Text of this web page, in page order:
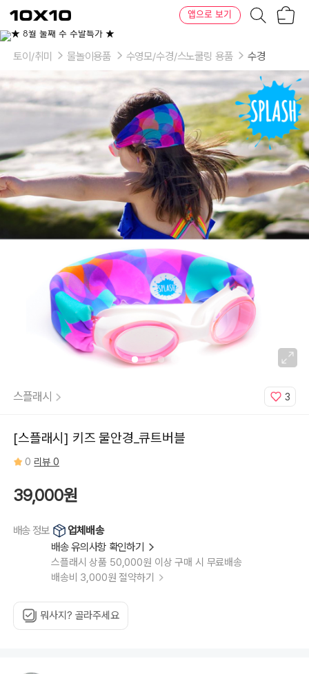
텐
바
텐
앱으로 보기
토이/취미 물놀이용품 수영모/수경/스노쿨링 용품 수경
스플래시 3
[스플래시] 키즈 물안경_큐트버블
0 리뷰 0
39,000원
배송 정보
업체배송
배송 유의사항 확인하기
스플래시 상품 50,000원 이상 구매 시 무료배송
배송비 3,000원 절약하기
뭐사지? 골라주세요